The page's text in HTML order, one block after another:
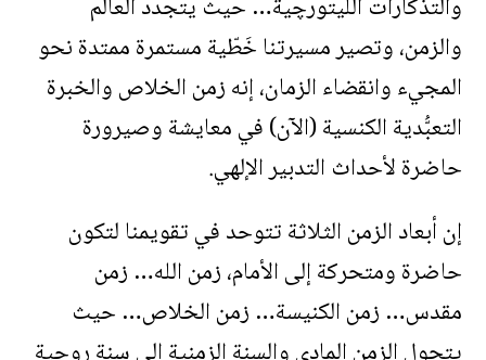
والتذكارات الليتورچية… حيث يتجدد العالم
والزمن، وتصير مسيرتنا خَطّية مستمرة ممتدة نحو
المجيء وانقضاء الزمان، إنه زمن الخلاص والخبرة
التعبُّدية الكنسية (الآن) في معايشة وصيرورة
حاضرة لأحداث التدبير الإلهي.
إن أبعاد الزمن الثلاثة تتوحد في تقويمنا لتكون
حاضرة ومتحركة إلى الأمام، زمن الله… زمن
مقدس… زمن الكنيسة… زمن الخلاص… حيث